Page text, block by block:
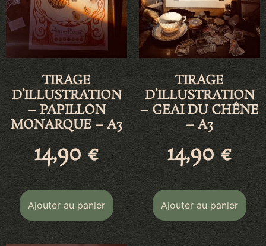
TIRAGE
D’ILLUSTRATION
– PAPILLON
MONARQUE – A3
14,90€
Ajouter au panier
TIRAGE
D’ILLUSTRATION
– GEAI DU CHÊNE
– A3
14,90€
Ajouter au panier